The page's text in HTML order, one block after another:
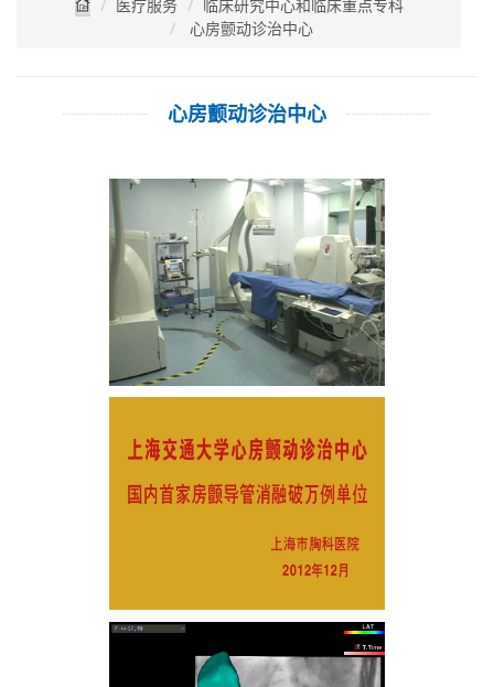
医疗服务
临床研究中心和临床重点专科
心房颤动诊治中心
心房颤动诊治中心